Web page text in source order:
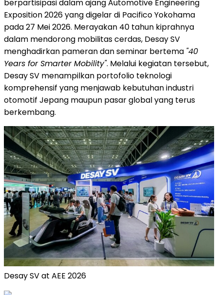
berpartisipasi dalam ajang Automotive Engineering
Exposition 2026 yang digelar di Pacifico Yokohama
pada 27 Mei 2026. Merayakan 40 tahun kiprahnya
dalam mendorong mobilitas cerdas, Desay SV
menghadirkan pameran dan seminar bertema "40
Years for Smarter Mobility". Melalui kegiatan tersebut,
Desay SV menampilkan portofolio teknologi
komprehensif yang menjawab kebutuhan industri
otomotif Jepang maupun pasar global yang terus
berkembang.
Desay SV at AEE 2026